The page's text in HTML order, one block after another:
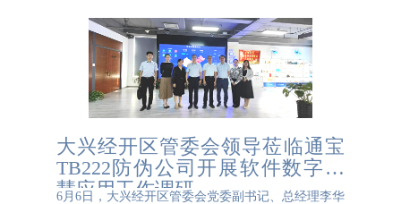
大兴经开区管委会领导莅临通宝
TB222防伪公司开展软件数字智
慧应用工作调研
6月6日，大兴经开区管委会党委副书记、总经理李华